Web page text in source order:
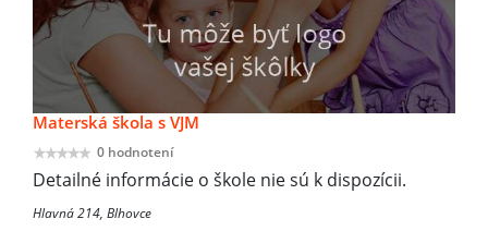
Materská škola s VJM
0 hodnotení
Detailné informácie o škole nie sú k dispozícii.
Hlavná 214, Blhovce